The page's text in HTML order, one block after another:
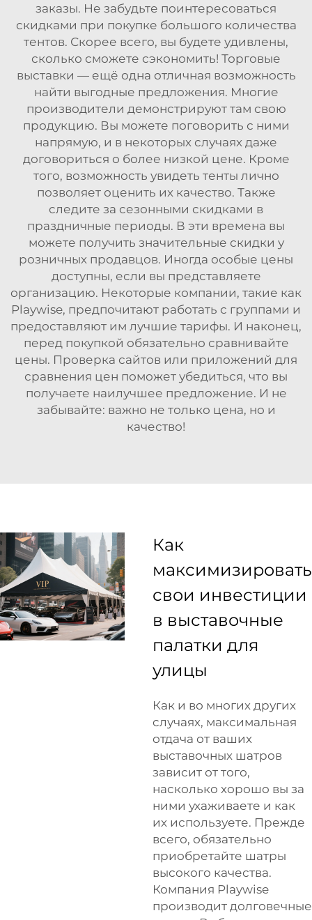
заказы. Не забудьте поинтересоваться
скидками при покупке большого количества
тентов. Скорее всего, вы будете удивлены,
сколько сможете сэкономить! Торговые
выставки — ещё одна отличная возможность
найти выгодные предложения. Многие
производители демонстрируют там свою
продукцию. Вы можете поговорить с ними
напрямую, и в некоторых случаях даже
договориться о более низкой цене. Кроме
того, возможность увидеть тенты лично
позволяет оценить их качество. Также
следите за сезонными скидками в
праздничные периоды. В эти времена вы
можете получить значительные скидки у
розничных продавцов. Иногда особые цены
доступны, если вы представляете
организацию. Некоторые компании, такие как
Playwise, предпочитают работать с группами и
предоставляют им лучшие тарифы. И наконец,
перед покупкой обязательно сравнивайте
цены. Проверка сайтов или приложений для
сравнения цен поможет убедиться, что вы
получаете наилучшее предложение. И не
забывайте: важно не только цена, но и
качество!
Как
максимизировать
свои инвестиции
в выставочные
палатки для
улицы
Как и во многих других
случаях, максимальная
отдача от ваших
выставочных шатров
зависит от того,
насколько хорошо вы за
ними ухаживаете и как
их используете. Прежде
всего, обязательно
приобретайте шатры
высокого качества.
Компания Playwise
производит долговечные